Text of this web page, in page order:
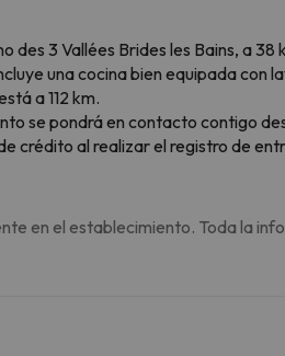
3 Vallées Brides les Bains, a 38
una cocina bien equipada con
a 112 km.
se pondrá en contacto contigo
crédito al realizar el registro de
en el establecimiento. Toda la